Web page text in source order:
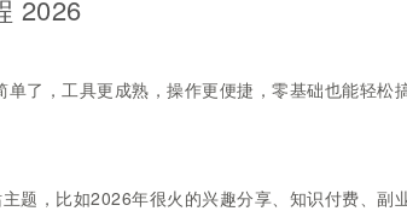
2026
了，工具更成熟，操作更便捷，零基础也能轻松
题，比如2026年很火的兴趣分享、知识付费、副